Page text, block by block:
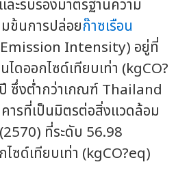
ะรับรองมาตรฐานความ
ข้นการปล่อยก๊าซเรือน
Intensity) อยู่ที่
ดออกไซด์เทียบเท่า (kgCO?
ซึ่งต่ำกว่าเกณฑ์ Thailand
ารที่เป็นมิตรต่อสิ่งแวดล้อม
ที่ระดับ 56.98
ซด์เทียบเท่า (kgCO?eq)